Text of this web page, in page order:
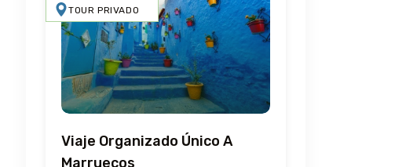
TOUR PRIVADO
Viaje Organizado Único A
Marruecos